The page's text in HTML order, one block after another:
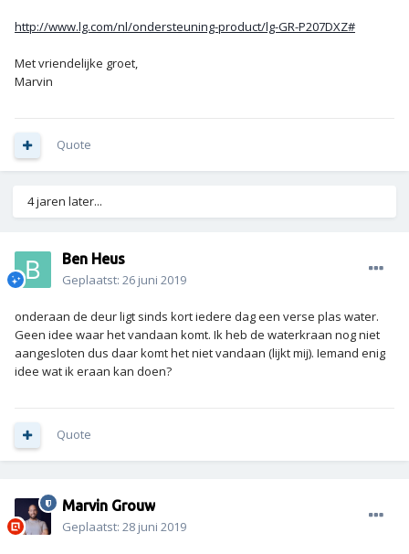
http://www.lg.com/nl/ondersteuning-product/lg-GR-P207DXZ#
Met vriendelijke groet,
Marvin
Quote
4 jaren later...
Ben Heus
Geplaatst: 26 juni 2019
onderaan de deur ligt sinds kort iedere dag een verse plas water.
Geen idee waar het vandaan komt. Ik heb de waterkraan nog niet
aangesloten dus daar komt het niet vandaan (lijkt mij). Iemand enig
idee wat ik eraan kan doen?
Quote
Marvin Grouw
Geplaatst: 28 juni 2019